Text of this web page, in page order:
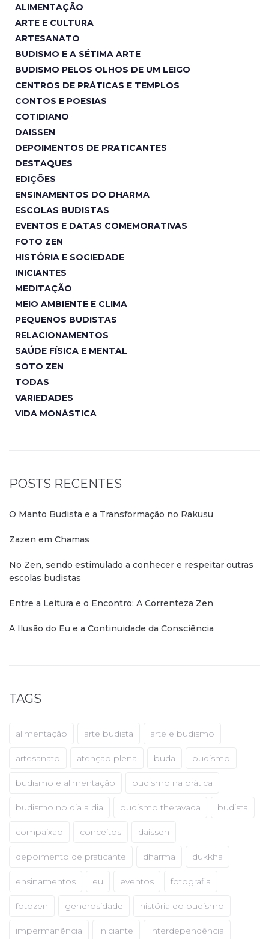
ALIMENTAÇÃO
ARTE E CULTURA
ARTESANATO
BUDISMO E A SÉTIMA ARTE
BUDISMO PELOS OLHOS DE UM LEIGO
CENTROS DE PRÁTICAS E TEMPLOS
CONTOS E POESIAS
COTIDIANO
DAISSEN
DEPOIMENTOS DE PRATICANTES
DESTAQUES
EDIÇÕES
ENSINAMENTOS DO DHARMA
ESCOLAS BUDISTAS
EVENTOS E DATAS COMEMORATIVAS
FOTO ZEN
HISTÓRIA E SOCIEDADE
INICIANTES
MEDITAÇÃO
MEIO AMBIENTE E CLIMA
PEQUENOS BUDISTAS
RELACIONAMENTOS
SAÚDE FÍSICA E MENTAL
SOTO ZEN
TODAS
VARIEDADES
VIDA MONÁSTICA
POSTS RECENTES
O Manto Budista e a Transformação no Rakusu
Zazen em Chamas
No Zen, sendo estimulado a conhecer e respeitar outras
escolas budistas
Entre a Leitura e o Encontro: A Correnteza Zen
A Ilusão do Eu e a Continuidade da Consciência
TAGS
alimentação arte budista arte e budismo
artesanato atenção plena buda budismo
budismo e alimentação budismo na prática
budismo no dia a dia budismo theravada budista
compaixão conceitos daissen
depoimento de praticante dharma dukkha
ensinamentos eu eventos fotografia
fotozen generosidade história do budismo
impermanência iniciante interdependência